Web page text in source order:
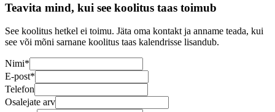
Teavita mind, kui see koolitus taas toimub
See koolitus hetkel ei toimu. Jäta oma kontakt ja anname teada, kui
see või mõni sarnane koolitus taas kalendrisse lisandub.
Nimi*
E-post*
Telefon
Osalejate arv